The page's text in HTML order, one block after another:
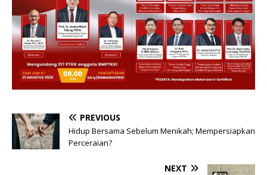
PREVIOUS
Hidup Bersama Sebelum Menikah; Mempersiapkan
Perceraian?
NEXT